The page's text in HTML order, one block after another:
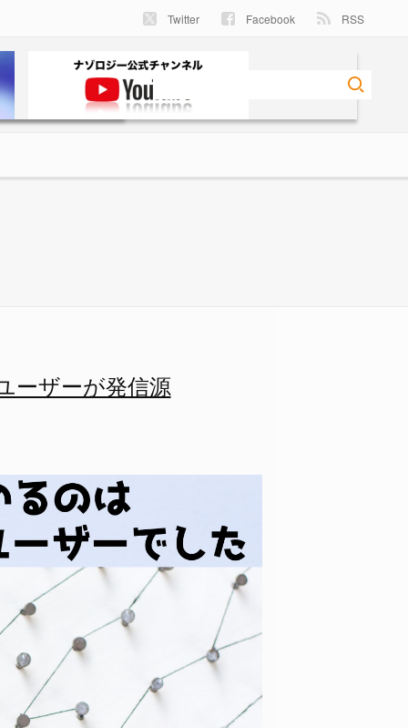
Twitter Facebook RSS
ーザーが発信源